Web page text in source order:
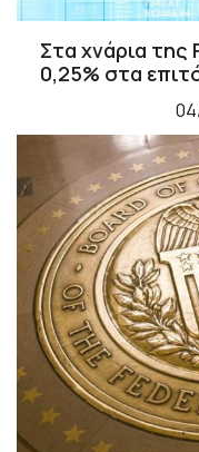
Στα χνάρια της
0,25% στα